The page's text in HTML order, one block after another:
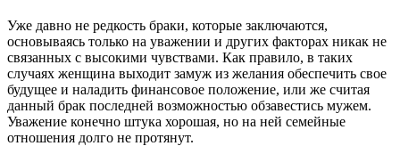
Уже давно не редкость браки, которые заключаются,
основываясь только на уважении и других факторах никак не
связанных с высокими чувствами. Как правило, в таких
случаях женщина выходит замуж из желания обеспечить свое
будущее и наладить финансовое положение, или же считая
данный брак последней возможностью обзавестись мужем.
Уважение конечно штука хорошая, но на ней семейные
отношения долго не протянут.